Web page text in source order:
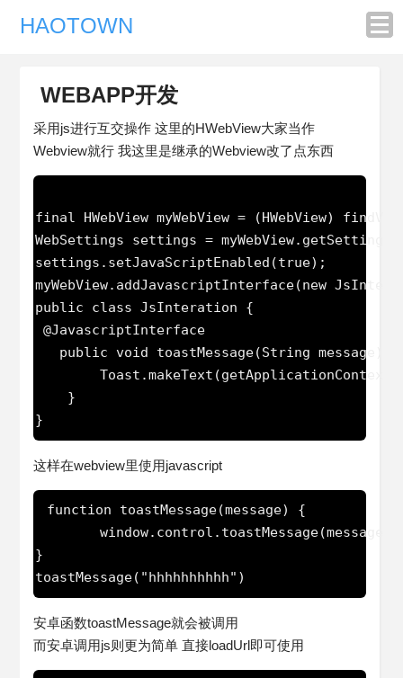
HAOTOWN
WEBAPP开发
采用js进行互交操作 这里的HWebView大家当作
Webview就行 我这里是继承的Webview改了点东西
final HWebView myWebView = (HWebView)
WebSettings settings =
settings.setJavaScriptEnabled(true);
myWebView.addJavascriptInterface(new
public class JsInteration {
@JavascriptInterface
   public void toastMessage(String message) {
    }
这样在webview里使用javascript
function toastMessage(message) {
        window.control.toastMessage(message)
}
安卓函数toastMessage就会被调用
而安卓调用js则更为简单 直接loadUrl即可使用